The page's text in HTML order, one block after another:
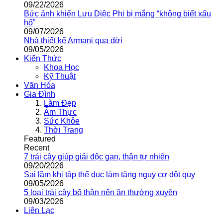
09/22/2026
Bức ảnh khiến Lưu Diệc Phi bị mắng “không biết xấu
hổ”
09/07/2026
Nhà thiết kế Armani qua đời
09/05/2026
Kiến Thức
Khoa Học
Kỹ Thuật
Văn Hóa
Gia Đình
Làm Đẹp
Ẩm Thực
Sức Khỏe
Thời Trang
Featured
Recent
7 trái cây giúp giải độc gan, thận tự nhiên
09/20/2026
Sai lầm khi tập thể dục làm tăng nguy cơ đột quỵ
09/05/2026
5 loại trái cây bổ thận nên ăn thường xuyên
09/03/2026
Liên Lạc